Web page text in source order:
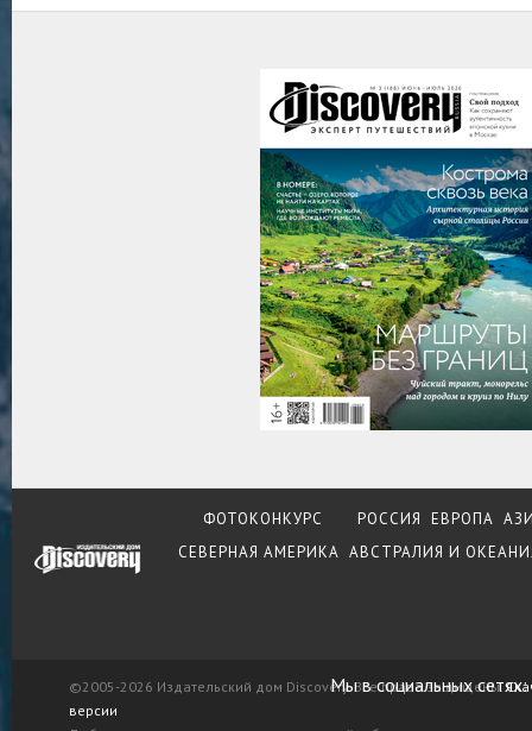
ФОТОКОНКУРС РОССИЯ ЕВРОПА
СЕВЕРНАЯ АМЕРИКА АВСТРАЛИЯ И
©2005-2026 Издательский дом Discovery. Все права защищены.
версии
Мы в социальных сетях: